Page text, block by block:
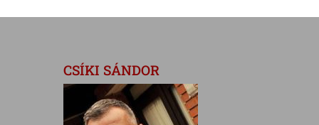
CSÍKI SÁNDOR